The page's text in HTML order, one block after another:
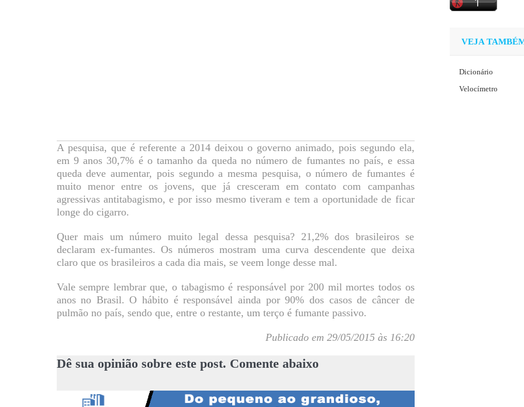
A pesquisa, que é referente a 2014 deixou o governo animado, pois segundo ela,
em 9 anos 30,7% é o tamanho da queda no número de fumantes no país, e essa
queda deve aumentar, pois segundo a mesma pesquisa, o número de fumantes é
muito menor entre os jovens, que já cresceram em contato com campanhas
agressivas antitabagismo, e por isso mesmo tiveram e tem a oportunidade de ficar
longe do cigarro.
Quer mais um número muito legal dessa pesquisa? 21,2% dos brasileiros se
declaram ex-fumantes. Os números mostram uma curva descendente que deixa
claro que os brasileiros a cada dia mais, se veem longe desse mal.
Vale sempre lembrar que, o tabagismo é responsável por 200 mil mortes todos os
anos no Brasil. O hábito é responsável ainda por 90% dos casos de câncer de
pulmão no país, sendo que, entre o restante, um terço é fumante passivo.
Publicado em 29/05/2015 às 16:20
Dê sua opinião sobre este post. Comente abaixo
VEJA
Dicionário
Velocímetro